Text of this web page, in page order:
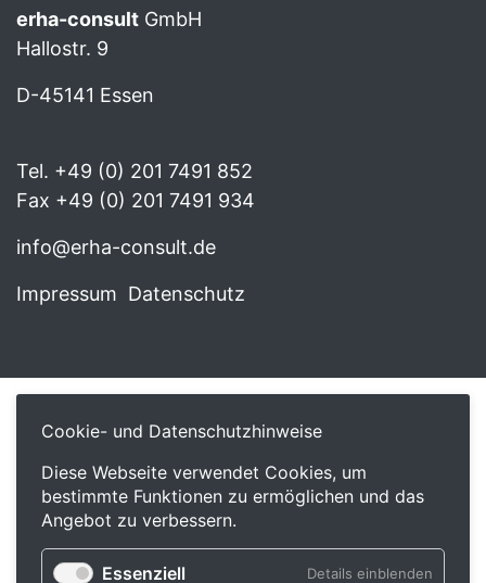
erha-consult GmbH
Hallostr. 9
D-45141 Essen
Tel. +49 (0) 201 7491 852
Fax +49 (0) 201 7491 934
info@erha-consult.de
Impressum Datenschutz
Cookie- und Datenschutzhinweise
Diese Webseite verwendet Cookies, um
bestimmte Funktionen zu ermöglichen und das
Angebot zu verbessern.
Essenziell Details einblenden